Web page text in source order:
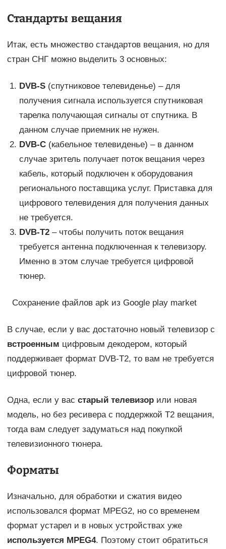
Стандарты вещания
Итак, есть множество стандартов вещания, но для
стран СНГ можно выделить 3 основных:
DVB-S(спутниковое телевиденье) – для
получения сигнала используется спутниковая
тарелка получающая сигналы от спутника. В
данном случае приемник не нужен.
DVB-C(кабельное телевиденье) – в данном
случае зритель получает поток вещания через
кабель, который подключен к оборудования
регионального поставщика услуг. Приставка для
цифрового телевидения для получения данных
не требуется.
DVB-T2– чтобы получить поток вещания
требуется антенна подключенная к телевизору.
Именно в этом случае требуется цифровой
тюнер.
Сохранение файлов apk из Google play market
В случае, если у вас достаточно новый телевизор с
встроенным цифровым декодером, который
поддерживает формат DVB-T2, то вам не требуется
цифровой тюнер.
Одна, если у вас старый телевизорили новая
модель, но без ресивера с поддержкой T2 вещания,
тогда вам следует задуматься над покупкой
телевизионного тюнера.
Форматы
Изначально, для обработки и сжатия видео
использовался формат MPEG2, но со временем
формат устарел и в новых устройствах уже
используется MPEG4. Поэтому стоит обратиться